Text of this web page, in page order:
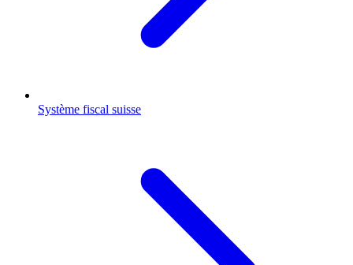
Système fiscal suisse